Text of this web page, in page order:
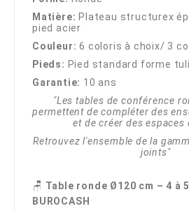
Matière: Plateau structurex
pied acier
Couleur: 6 coloris à choix/ 3
Pieds: Pied standard forme
Garantie: 10 ans
"Les tables de conférence
permettent de compléter des
et de créer des espaces
Retrouvez l'ensemble de la
joints"
🪑 Table ronde Ø120 cm – 4 à
BUROCASH